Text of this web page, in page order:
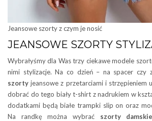
Jeansowe szorty z czym je nosić
JEANSOWE SZORTY
Wybrałyśmy dla Was trzy ciekawe modele
nimi stylizacje. Na co dzień – na spacer czy
szorty jeansowe z przetarciami i strzępieniem
dobrać do tego biały t-shirt z nadrukiem w
dodatkami będą białe trampki slip on oraz
Na randkę można wybrać szorty damskie